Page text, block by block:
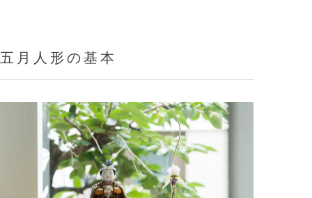
五月人形の基本